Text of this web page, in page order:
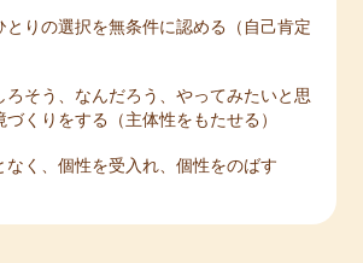
とりの選択を無条件に認める（自己肯定
ろそう、なんだろう、やってみたいと思
づくりをする（主体性をもたせる）
なく、個性を受入れ、個性をのばす